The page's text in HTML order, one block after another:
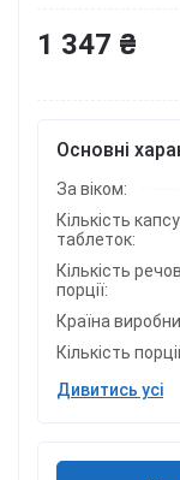
Основні
За віком:
Кількість
таблеток:
Кількість
порції:
Країна
Кількість
Дивитись усі
1 347 ₴